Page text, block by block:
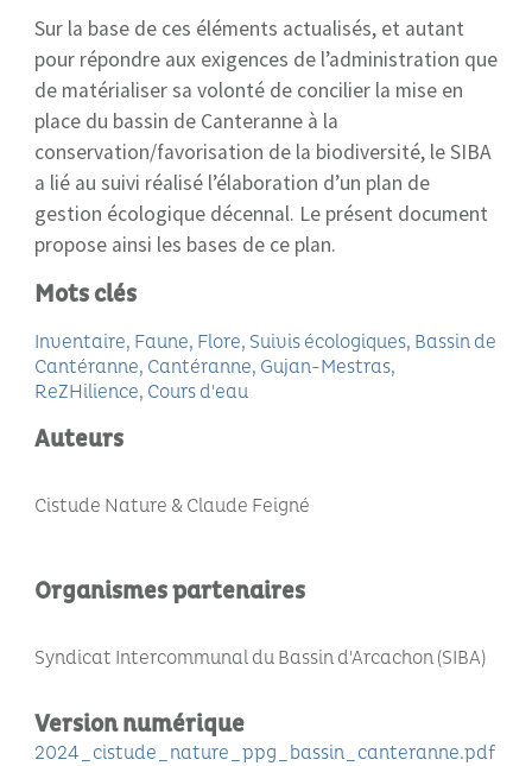
Sur la base de ces éléments actualisés, et autant
pour répondre aux exigences de l’administration que
de matérialiser sa volonté de concilier la mise en
place du bassin de Canteranne à la
conservation/favorisation de la biodiversité, le SIBA
a lié au suivi réalisé l’élaboration d’un plan de
gestion écologique décennal. Le présent document
propose ainsi les bases de ce plan.
Mots clés
Inventaire Faune Flore Suivis écologiques Bassin de
Cantéranne Cantéranne Gujan-Mestras
ReZHilience Cours d'eau
Auteurs
Cistude Nature & Claude Feigné
Organismes partenaires
Syndicat Intercommunal du Bassin d'Arcachon (SIBA)
Version numérique
2024_cistude_nature_ppg_bassin_canteranne.pdf